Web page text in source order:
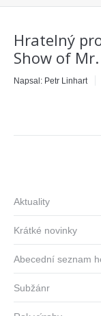
Hratelný
Show of
Napsal: Petr Linhart
Aktuality
Krátké novinky
Abecední seznam
Subžánr